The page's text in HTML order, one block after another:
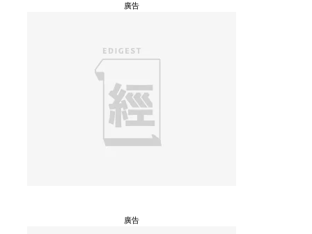
廣告
廣告